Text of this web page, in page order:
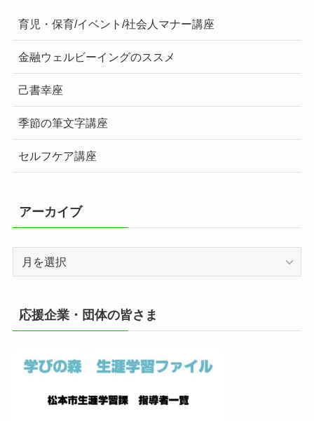
育児・保育/イベント/社会人マナー講座
金融ウェルビーイングのススメ
己書幸座
季節の筆文字講座
セルフケア講座
アーカイブ
イ
ブ
応援企業・団体の皆さま